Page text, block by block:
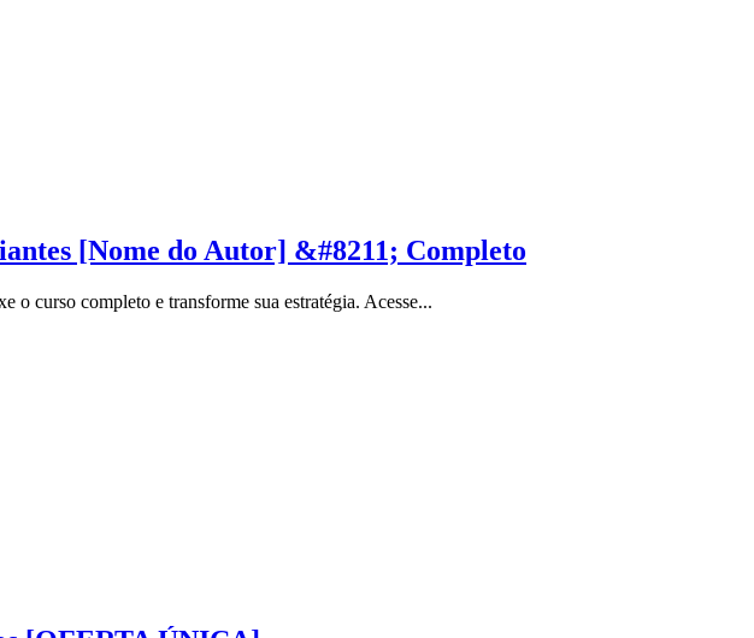
[Nome do Autor] &#8211; Completo
curso completo e transforme sua estratégia. Acesse...